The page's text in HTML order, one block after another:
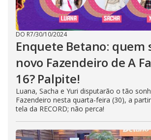
DO R7/30/10/2024
Enquete Betano: quem
novo Fazendeiro de A
16? Palpite!
Luana, Sacha e Yuri disputarão o tão
Fazendeiro nesta quarta-feira (30), a
tela da RECORD; não perca!